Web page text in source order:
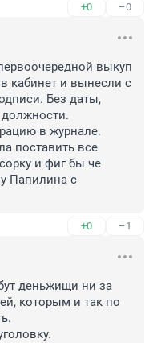
+0 –0
выкуп
кабинет и вынесли с
Без даты,
в журнале.
поставить все
и фиг бы че
Папилина с
+0 –1
деньжищи ни за
которым и так по